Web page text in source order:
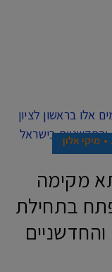
מיקי אלון
מקימה
בתחילת
והחדשניים